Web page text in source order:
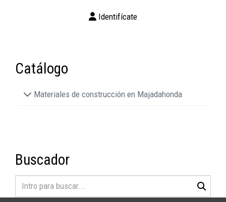
Identifícate
Catálogo
Materiales de construcción en Majadahonda
Buscador